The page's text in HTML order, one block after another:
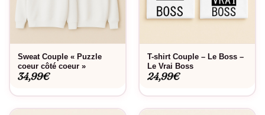
Sweat Couple « Puzzle
coeur côté coeur »
34,99€
T-shirt Couple – Le Boss –
Le Vrai Boss
24,99€